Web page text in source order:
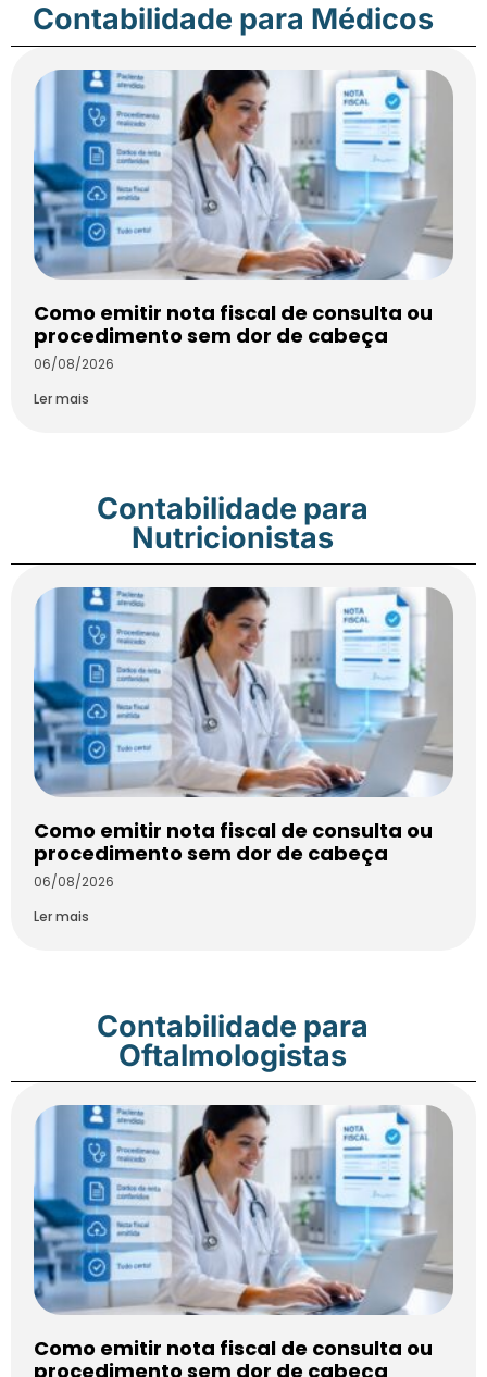
Contabilidade para Médicos
Como emitir nota fiscal de consulta ou
procedimento sem dor de cabeça
06/08/2026
Ler mais
Contabilidade para
Nutricionistas
Como emitir nota fiscal de consulta ou
procedimento sem dor de cabeça
06/08/2026
Ler mais
Contabilidade para
Oftalmologistas
Como emitir nota fiscal de consulta ou
procedimento sem dor de cabeça